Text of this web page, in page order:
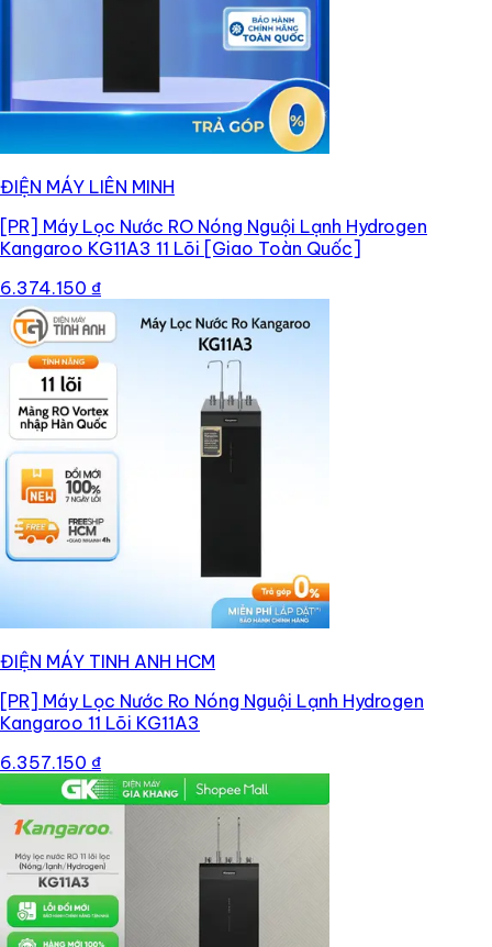
ĐIỆN MÁY LIÊN MINH
[PR] Máy Lọc Nước RO Nóng Nguội Lạnh Hydrogen
Kangaroo KG11A3 11 Lõi [Giao Toàn Quốc]
6.374.150 ₫
ĐIỆN MÁY TINH ANH HCM
[PR] Máy Lọc Nước Ro Nóng Nguội Lạnh Hydrogen
Kangaroo 11 Lõi KG11A3
6.357.150 ₫